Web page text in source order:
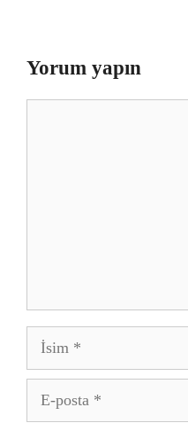
Yorum yapın
İsim
posta